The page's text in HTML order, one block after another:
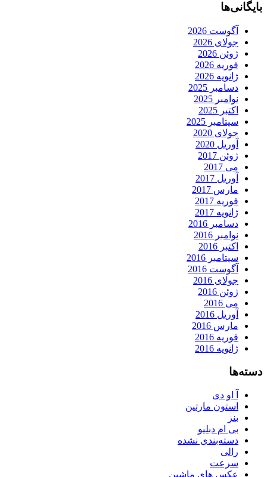
بایگانی‌ها
آگوست 2026
جولای 2026
ژوئن 2026
فوریه 2026
ژانویه 2026
دسامبر 2025
نوامبر 2025
اکتبر 2025
سپتامبر 2025
جولای 2020
آوریل 2020
ژوئن 2017
می 2017
آوریل 2017
مارس 2017
فوریه 2017
ژانویه 2017
دسامبر 2016
نوامبر 2016
اکتبر 2016
سپتامبر 2016
آگوست 2016
جولای 2016
ژوئن 2016
می 2016
آوریل 2016
مارس 2016
فوریه 2016
ژانویه 2016
دسته‌ها
آ او دی
استون مارتین
بنز
بی ام دبلیو
دسته‌بندی نشده
رالی
سرعت
عکس های ماشین